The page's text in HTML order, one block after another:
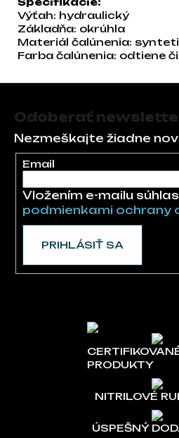
Výťah: hydraulický
Základňa: okrúhla
Materiál čalúnenia:
Farba čalúnenia: odtiene
Odoberať
Nezmeškajte žiadne
Email
Vložením e-mailu
podmienkami ochrany
PRIHLÁSIŤ SA
PRODUKTY
NITRILOVÉ
ÚSPEŠNÝ